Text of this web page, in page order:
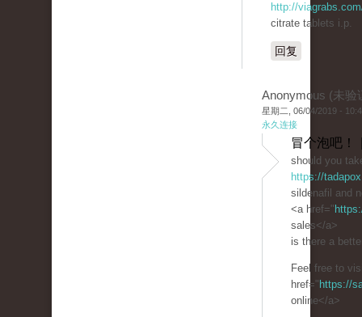
http://
citrate tablets i.p.
回复
Anonymous (未验
星期二, 06/04/2019 -
永久连接
冒个泡吧！
should you
https://
sildenafil and
<a href="
sales</a>
is there a
Feel free to
href=" https://
online</a>